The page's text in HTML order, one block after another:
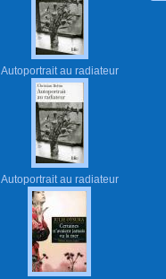
Autoportrait au radiateur
Autoportrait au radiateur